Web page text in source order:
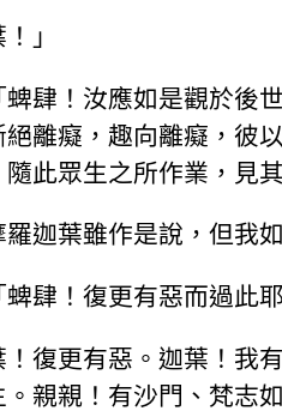
」
肆！汝應如是觀於後
離癡，趣向離癡，彼
此眾生之所作業，見其
迦葉雖作是說，但我
肆！復更有惡而過此耶
復更有惡。迦葉！我
親親！有沙門、梵志